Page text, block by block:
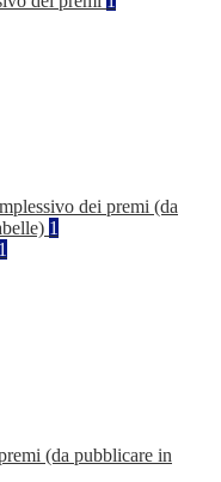
dei premi (da
1
1
(da pubblicare in